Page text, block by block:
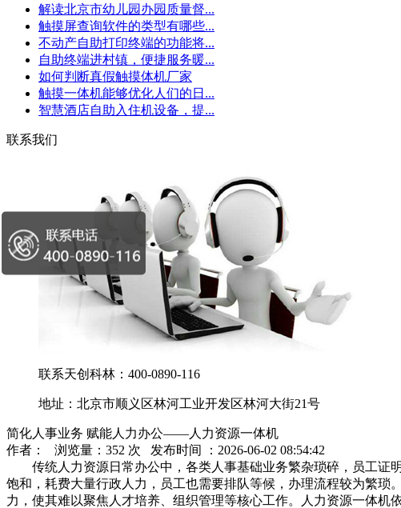
解读北京市幼儿园办园质量督...
触摸屏查询软件的类型有哪些...
不动产自助打印终端的功能将...
自助终端进村镇，便捷服务暖...
如何判断真假触摸体机厂家
触摸一体机能够优化人们的日...
智慧酒店自助入住机设备，提...
联系我们
联系天创科林：400-0890-116
地址：北京市顺义区林河工业开发区林河大街21号
简化人事业务 赋能人力办公——人力资源一体机
作者： 浏览量：352 次 发布时间 ：2026-06-02 08:54:42
传统人力资源日常办公中，各类人事基础业务繁杂琐碎，员工证
饱和，耗费大量行政人力，员工也需要排队等候，办理流程较为繁
力，使其难以聚焦人才培养、组织管理等核心工作。人力资源一体机